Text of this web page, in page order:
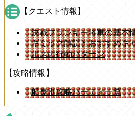
【クエスト情報】
決戦フランキー将軍の基本
ギミック解説とおすすめキ
ボスの行動パターン
【攻略情報】
船長別攻略パーティ一覧